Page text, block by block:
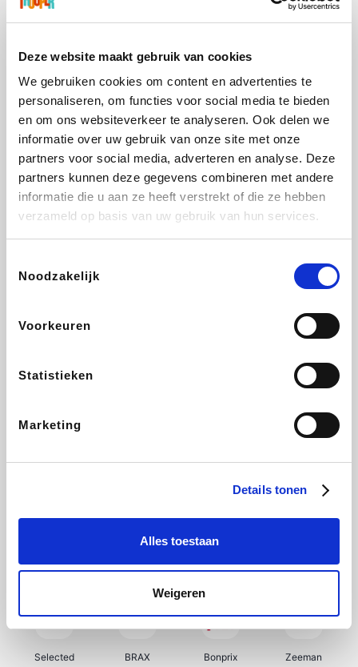
Deze website maakt gebruik van cookies
We gebruiken cookies om content en advertenties te
personaliseren, om functies voor social media te bieden
en om ons websiteverkeer te analyseren. Ook delen we
informatie over uw gebruik van onze site met onze
partners voor social media, adverteren en analyse. Deze
partners kunnen deze gegevens combineren met andere
informatie die u aan ze heeft verstrekt of die ze hebben
verzameld op basis van uw gebruik van hun services.
Noodzakelijk
Voorkeuren
Statistieken
Marketing
Details tonen
Alles toestaan
Weigeren
Sarenza Weekendesk Schiesser Interhome
Lufthansa
CheapTickets.be DeubaXXL
Samsung My Jewellery Delonghi Tennis Point
Selected BRAX Bonprix Zeeman